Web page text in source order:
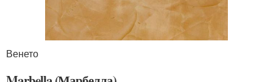
Венето